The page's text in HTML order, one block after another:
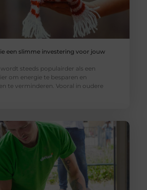
een slimme investering voor jouw
steeds populairder als een
om energie te besparen en
te verminderen. Vooral in oudere